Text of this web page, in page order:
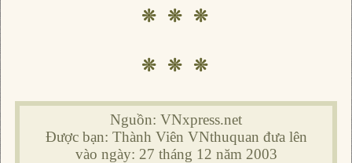
❊ ❊ ❊
❊ ❊ ❊
Nguồn: VNxpress.net
Được bạn: Thành Viên VNthuquan đưa lên
vào ngày: 27 tháng 12 năm 2003